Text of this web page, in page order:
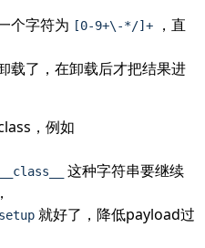
个字符为 [0-9+\-*/]+，直
了，在卸载后才把结果进
，例如
__class__
这种字符串要继续
就好了，降低payload过